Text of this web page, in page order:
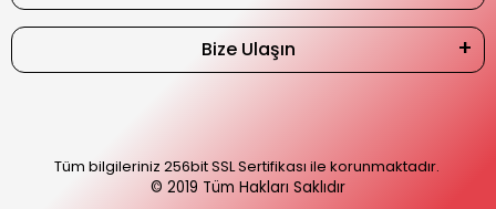
Bize Ulaşın
Tüm bilgileriniz 256bit SSL Sertifikası ile korunmaktadır.
© 2019 Tüm Hakları Saklıdır